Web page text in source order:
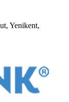
Yenikent,